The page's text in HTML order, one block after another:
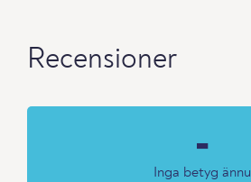
Recensioner
-
Inga betyg ännu